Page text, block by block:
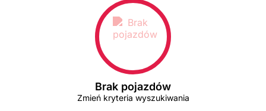
Brak pojazdów
Zmień kryteria wyszukiwania